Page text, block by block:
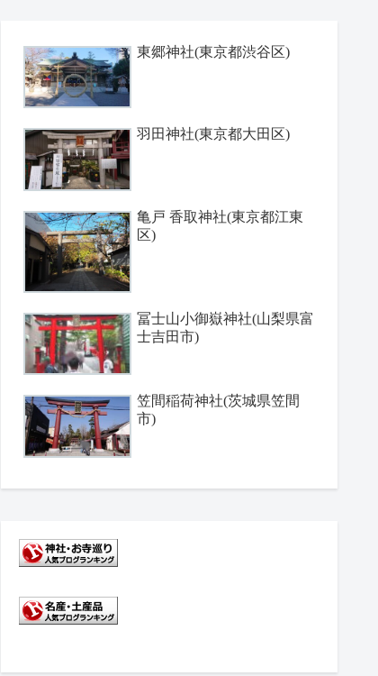
東郷神社(東京都渋谷区)
羽田神社(東京都大田区)
亀戸 香取神社(東京都江東
区)
冨士山小御嶽神社(山梨県富
士吉田市)
笠間稲荷神社(茨城県笠間
市)